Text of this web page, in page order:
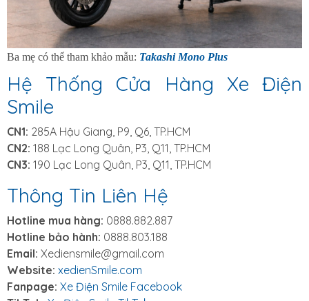
Ba mẹ có thể tham khảo mẫu: Takashi Mono Plus
Hệ Thống Cửa Hàng Xe Điện
Smile
CN1: 285A Hậu Giang, P9, Q6, TP.HCM
CN2: 188 Lạc Long Quân, P3, Q11, TP.HCM
CN3: 190 Lạc Long Quân, P3, Q11, TP.HCM
Thông Tin Liên Hệ
Hotline mua hàng: 0888.882.887
Hotline bảo hành: 0888.803.188
Email: Xediensmile@gmail.com
Website: xedienSmile.com
Fanpage: Xe Điện Smile Facebook